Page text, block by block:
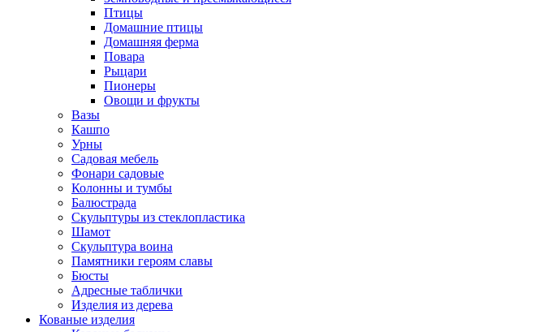
Птицы
Домашние птицы
Домашняя ферма
Повара
Рыцари
Пионеры
Овощи и фрукты
Вазы
Кашпо
Урны
Садовая мебель
Фонари садовые
Колонны и тумбы
Балюстрада
Скульптуры из стеклопластика
Шамот
Скульптура воина
Памятники героям славы
Бюсты
Адресные таблички
Изделия из дерева
Кованые изделия